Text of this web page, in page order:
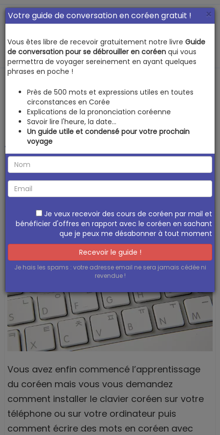
MENU
Comment écrire en
coréen sur
téléphone ou
ordinateur
Vous avez enfin commencé l’apprentissage
du coréen mais vous vous demandez
comment installer le clavier coréen sur votre
téléphone ou sur votre ordinateur puis
comment écrire des mots en coréen avec
×
Votre guide de conversation en coréen gratuit !
Vous êtes libre de recevoir gratuitement notre livre Guide
de conversation pour se débrouiller en coréen qui vous
permettra de voyager sereinement en ayant quelques
phrases en poche !
Près de 500 mots et expressions utiles en toutes
circonstances en Corée
Explications de la prononciation coréenne
Savoir lire l'heure, la date...
Un guide utile et condensé pour votre prochain
voyage
Je veux recevoir des cours de coréen par mail et
bénéficier d'offres en rapport avec le coréen en sachant
que je peux me désabonner à tout moment
Recevoir le guide !
Je hais les spams : votre adresse email ne sera jamais cédée ni
revendue !